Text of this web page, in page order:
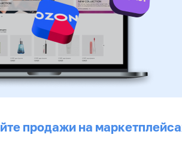
продажи на